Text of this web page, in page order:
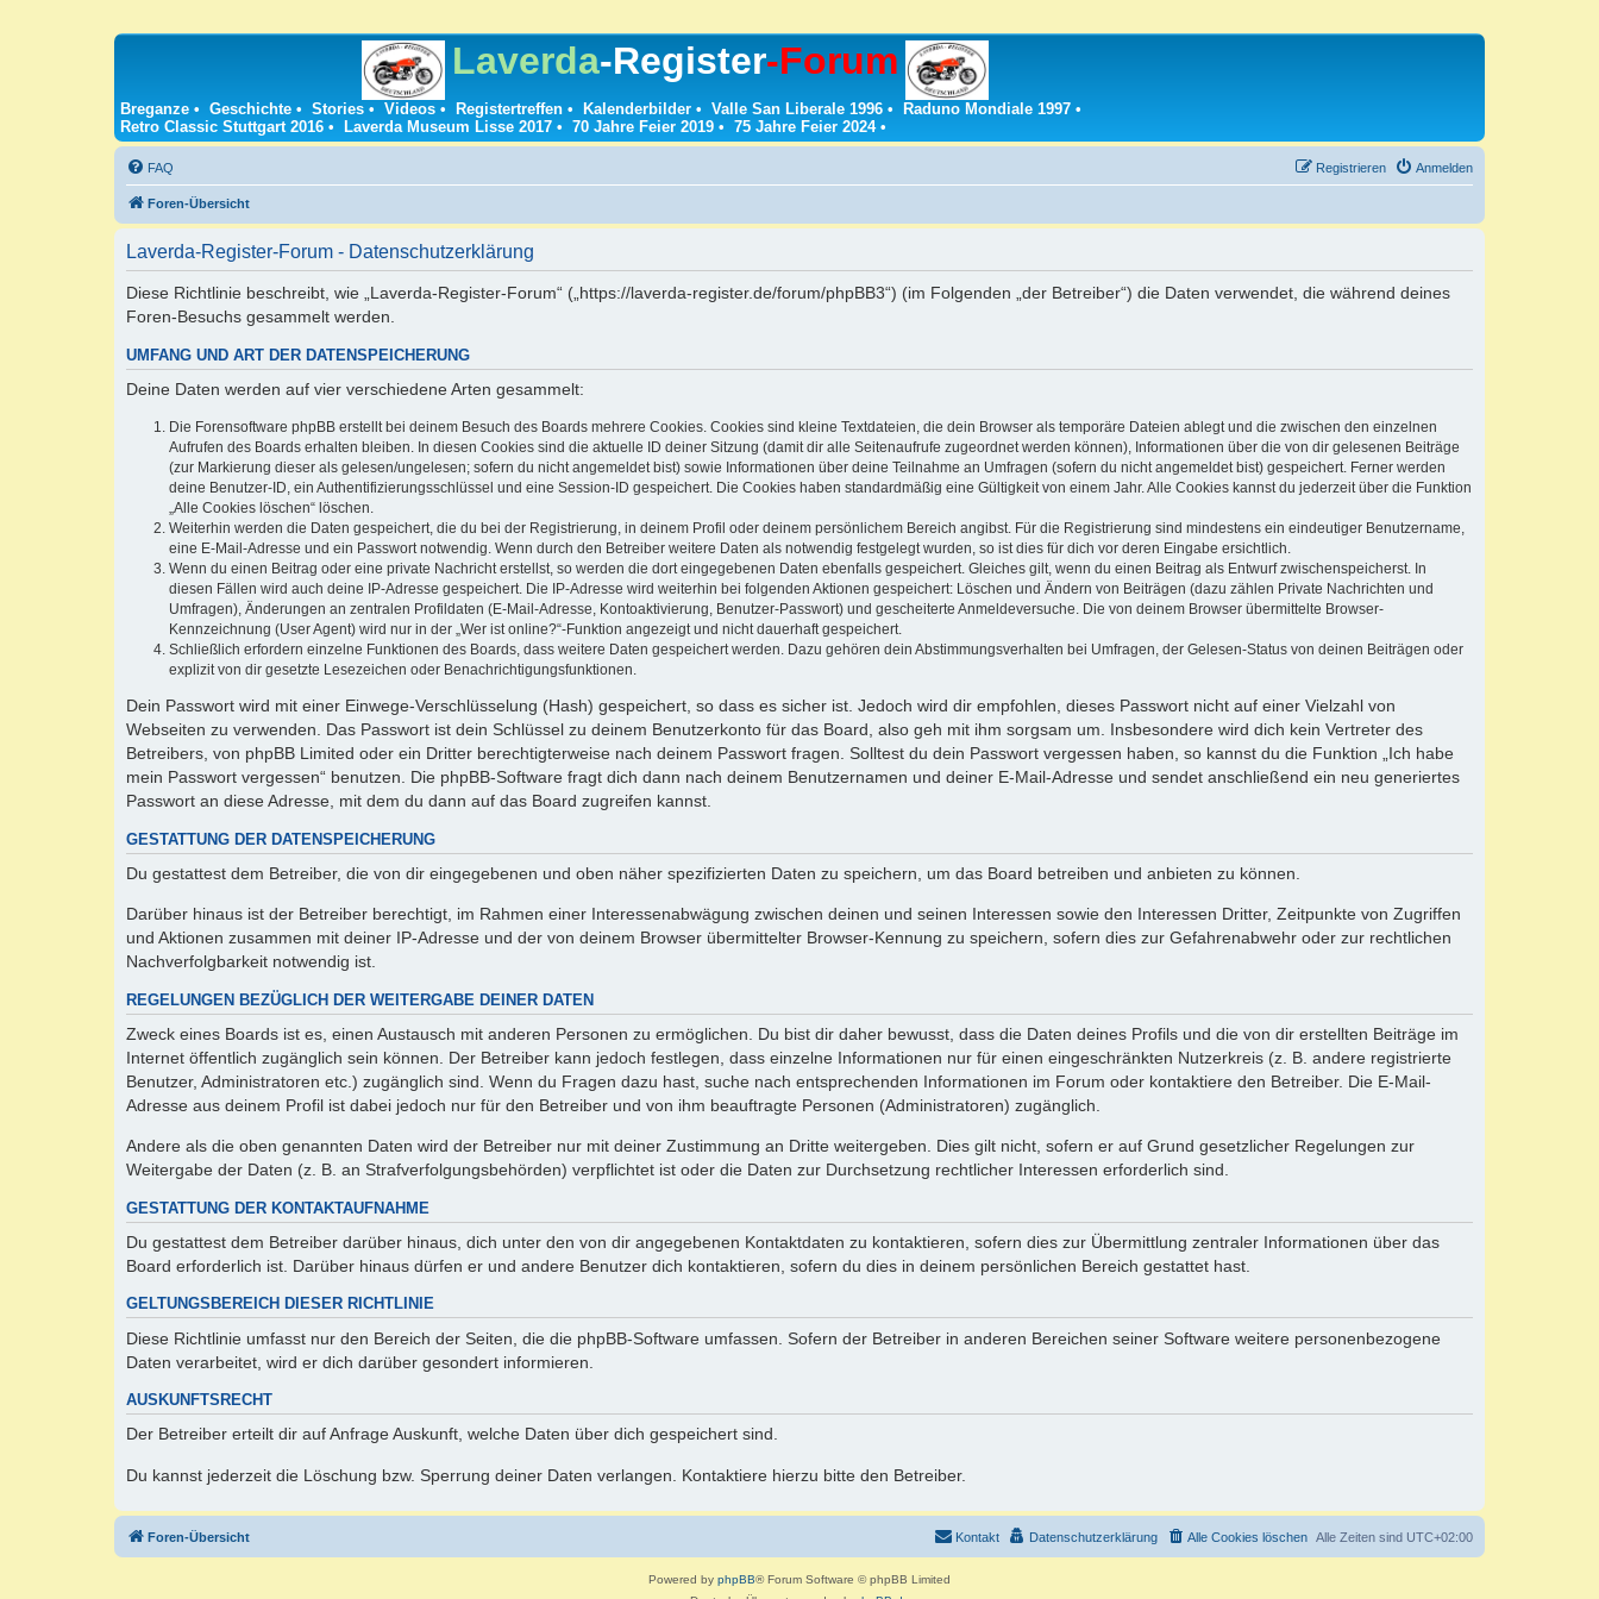
Laverda-Register-Forum
Breganze • Geschichte • Stories • Videos • Registertreffen • Kalenderbilder • Valle San Liberale 1996 • Raduno Mondiale 1997 •
Retro Classic Stuttgart 2016 • Laverda Museum Lisse 2017 • 70 Jahre Feier 2019 • 75 Jahre Feier 2024•
FAQ Anmelden
Registrieren
Foren-Übersicht
Laverda-Register-Forum - Datenschutzerklärung
Diese Richtlinie beschreibt, wie „Laverda-Register-Forum“ („https://laverda-register.de/forum/phpBB3“) (im Folgenden „der Betreiber“) die Daten verwendet, die während deines
Foren-Besuchs gesammelt werden.
UMFANG UND ART DER DATENSPEICHERUNG
Deine Daten werden auf vier verschiedene Arten gesammelt:
Die Forensoftware phpBB erstellt bei deinem Besuch des Boards mehrere Cookies. Cookies sind kleine Textdateien, die dein Browser als temporäre Dateien ablegt und die zwischen den einzelnen
Aufrufen des Boards erhalten bleiben. In diesen Cookies sind die aktuelle ID deiner Sitzung (damit dir alle Seitenaufrufe zugeordnet werden können), Informationen über die von dir gelesenen Beiträge
(zur Markierung dieser als gelesen/ungelesen; sofern du nicht angemeldet bist) sowie Informationen über deine Teilnahme an Umfragen (sofern du nicht angemeldet bist) gespeichert. Ferner werden
deine Benutzer-ID, ein Authentifizierungsschlüssel und eine Session-ID gespeichert. Die Cookies haben standardmäßig eine Gültigkeit von einem Jahr. Alle Cookies kannst du jederzeit über die Funktion
„Alle Cookies löschen“ löschen.
Weiterhin werden die Daten gespeichert, die du bei der Registrierung, in deinem Profil oder deinem persönlichem Bereich angibst. Für die Registrierung sind mindestens ein eindeutiger Benutzername,
eine E-Mail-Adresse und ein Passwort notwendig. Wenn durch den Betreiber weitere Daten als notwendig festgelegt wurden, so ist dies für dich vor deren Eingabe ersichtlich.
Wenn du einen Beitrag oder eine private Nachricht erstellst, so werden die dort eingegebenen Daten ebenfalls gespeichert. Gleiches gilt, wenn du einen Beitrag als Entwurf zwischenspeicherst. In
diesen Fällen wird auch deine IP-Adresse gespeichert. Die IP-Adresse wird weiterhin bei folgenden Aktionen gespeichert: Löschen und Ändern von Beiträgen (dazu zählen Private Nachrichten und
Umfragen), Änderungen an zentralen Profildaten (E-Mail-Adresse, Kontoaktivierung, Benutzer-Passwort) und gescheiterte Anmeldeversuche. Die von deinem Browser übermittelte Browser-
Kennzeichnung (User Agent) wird nur in der „Wer ist online?“-Funktion angezeigt und nicht dauerhaft gespeichert.
Schließlich erfordern einzelne Funktionen des Boards, dass weitere Daten gespeichert werden. Dazu gehören dein Abstimmungsverhalten bei Umfragen, der Gelesen-Status von deinen Beiträgen oder
explizit von dir gesetzte Lesezeichen oder Benachrichtigungsfunktionen.
Dein Passwort wird mit einer Einwege-Verschlüsselung (Hash) gespeichert, so dass es sicher ist. Jedoch wird dir empfohlen, dieses Passwort nicht auf einer Vielzahl von
Webseiten zu verwenden. Das Passwort ist dein Schlüssel zu deinem Benutzerkonto für das Board, also geh mit ihm sorgsam um. Insbesondere wird dich kein Vertreter des
Betreibers, von phpBB Limited oder ein Dritter berechtigterweise nach deinem Passwort fragen. Solltest du dein Passwort vergessen haben, so kannst du die Funktion „Ich habe
mein Passwort vergessen“ benutzen. Die phpBB-Software fragt dich dann nach deinem Benutzernamen und deiner E-Mail-Adresse und sendet anschließend ein neu generiertes
Passwort an diese Adresse, mit dem du dann auf das Board zugreifen kannst.
GESTATTUNG DER DATENSPEICHERUNG
Du gestattest dem Betreiber, die von dir eingegebenen und oben näher spezifizierten Daten zu speichern, um das Board betreiben und anbieten zu können.
Darüber hinaus ist der Betreiber berechtigt, im Rahmen einer Interessenabwägung zwischen deinen und seinen Interessen sowie den Interessen Dritter, Zeitpunkte von Zugriffen
und Aktionen zusammen mit deiner IP-Adresse und der von deinem Browser übermittelter Browser-Kennung zu speichern, sofern dies zur Gefahrenabwehr oder zur rechtlichen
Nachverfolgbarkeit notwendig ist.
REGELUNGEN BEZÜGLICH DER WEITERGABE DEINER DATEN
Zweck eines Boards ist es, einen Austausch mit anderen Personen zu ermöglichen. Du bist dir daher bewusst, dass die Daten deines Profils und die von dir erstellten Beiträge im
Internet öffentlich zugänglich sein können. Der Betreiber kann jedoch festlegen, dass einzelne Informationen nur für einen eingeschränkten Nutzerkreis (z. B. andere registrierte
Benutzer, Administratoren etc.) zugänglich sind. Wenn du Fragen dazu hast, suche nach entsprechenden Informationen im Forum oder kontaktiere den Betreiber. Die E-Mail-
Adresse aus deinem Profil ist dabei jedoch nur für den Betreiber und von ihm beauftragte Personen (Administratoren) zugänglich.
Andere als die oben genannten Daten wird der Betreiber nur mit deiner Zustimmung an Dritte weitergeben. Dies gilt nicht, sofern er auf Grund gesetzlicher Regelungen zur
Weitergabe der Daten (z. B. an Strafverfolgungsbehörden) verpflichtet ist oder die Daten zur Durchsetzung rechtlicher Interessen erforderlich sind.
GESTATTUNG DER KONTAKTAUFNAHME
Du gestattest dem Betreiber darüber hinaus, dich unter den von dir angegebenen Kontaktdaten zu kontaktieren, sofern dies zur Übermittlung zentraler Informationen über das
Board erforderlich ist. Darüber hinaus dürfen er und andere Benutzer dich kontaktieren, sofern du dies in deinem persönlichen Bereich gestattet hast.
GELTUNGSBEREICH DIESER RICHTLINIE
Diese Richtlinie umfasst nur den Bereich der Seiten, die die phpBB-Software umfassen. Sofern der Betreiber in anderen Bereichen seiner Software weitere personenbezogene
Daten verarbeitet, wird er dich darüber gesondert informieren.
AUSKUNFTSRECHT
Der Betreiber erteilt dir auf Anfrage Auskunft, welche Daten über dich gespeichert sind.
Du kannst jederzeit die Löschung bzw. Sperrung deiner Daten verlangen. Kontaktiere hierzu bitte den Betreiber.
Foren-Übersicht Alle Zeiten sind UTC+02:00
Alle Cookies löschen
Datenschutzerklärung
Kontakt
Powered by phpBB® Forum Software © phpBB Limited